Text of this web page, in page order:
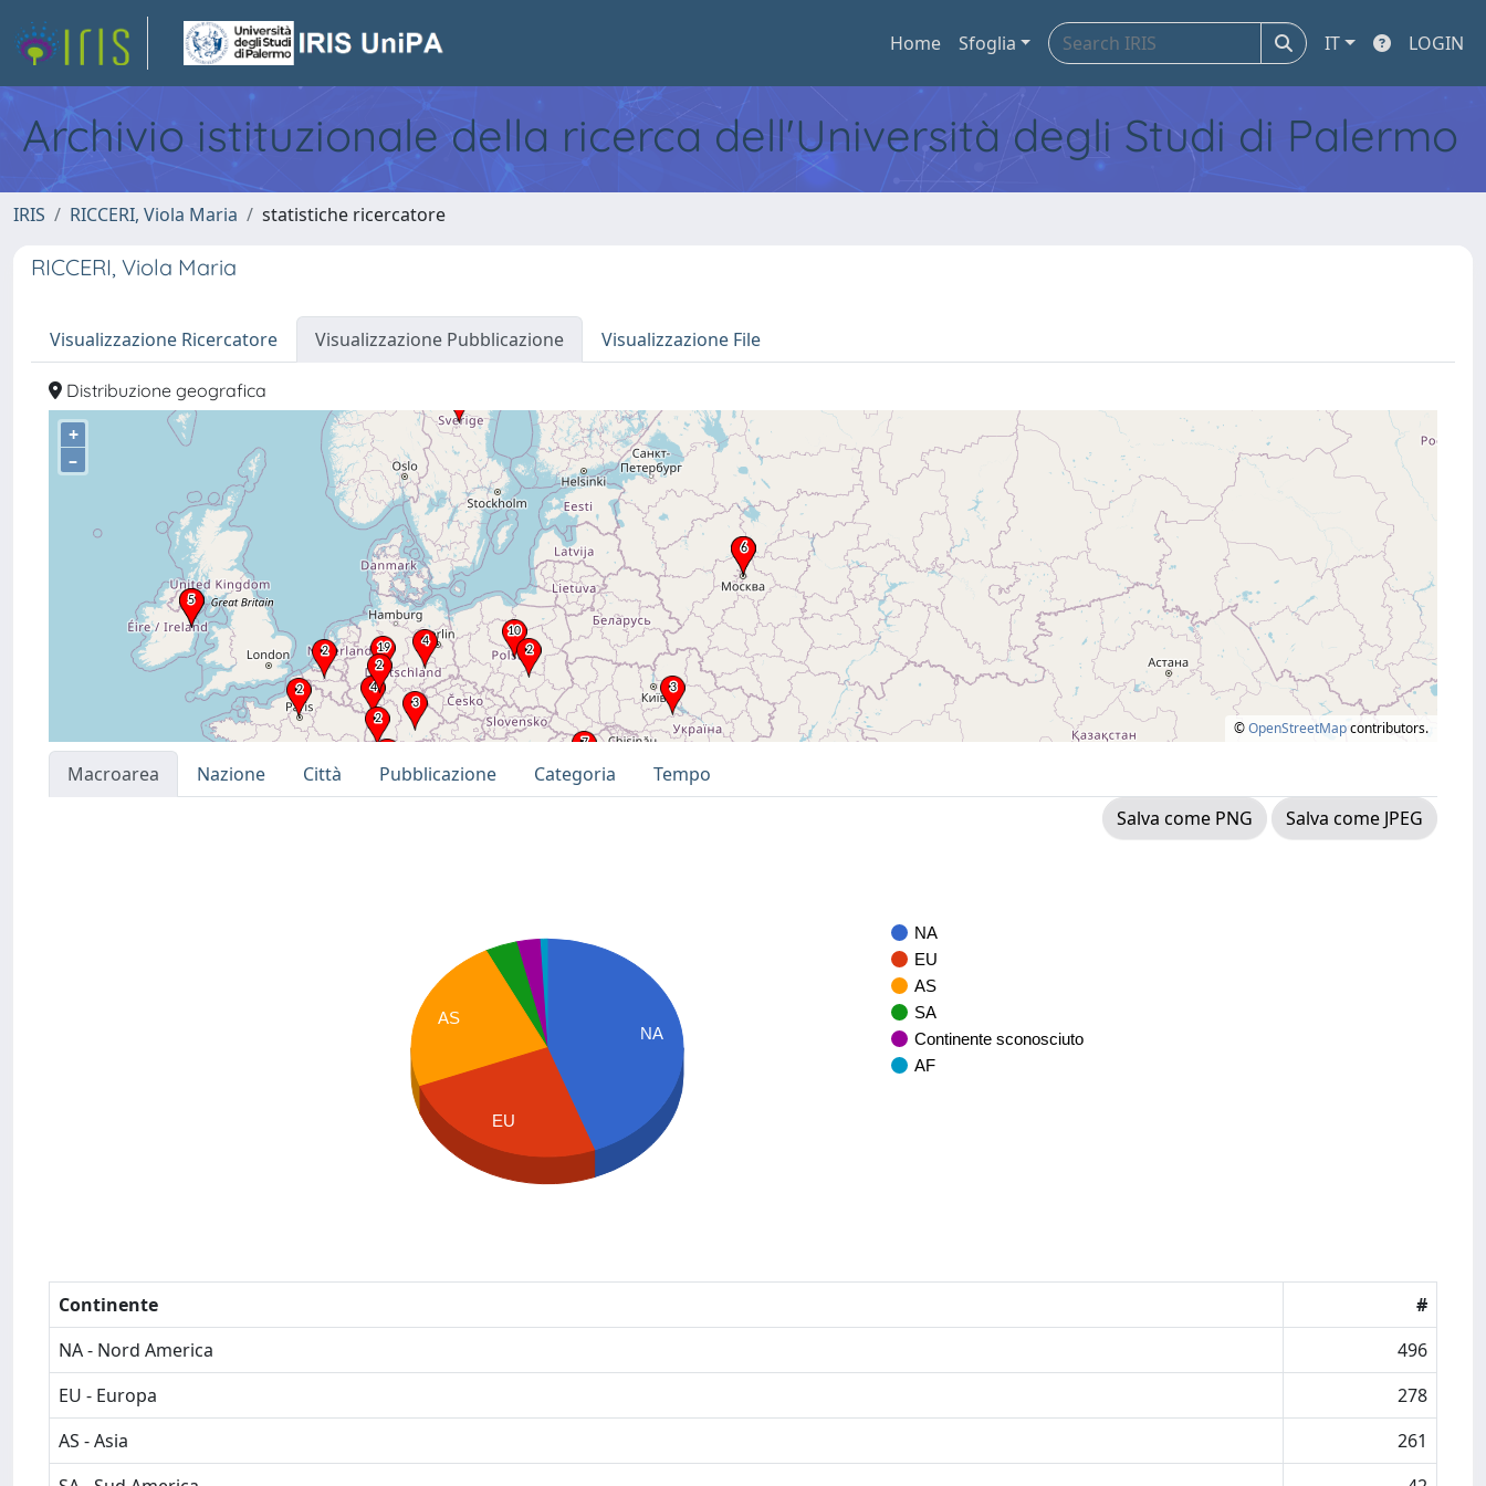
Home Sfoglia IT LOGIN
Archivio istituzionale della ricerca dell'Università degli Studi di Palermo
IRIS RICCERI, Viola Maria statistiche ricercatore
RICCERI, Viola Maria
Visualizzazione Ricercatore Visualizzazione Pubblicazione Visualizzazione File
Distribuzione geografica
+
–
©OpenStreetMapcontributors.
Macroarea Nazione Città Pubblicazione Categoria
Tempo
Salva come PNG
Salva come JPEG
NA
EU
AS
SA
Continente sconosciuto
AF
NA
AS
EU
Continente
#
NA - Nord America
496
EU - Europa
278
AS - Asia
261